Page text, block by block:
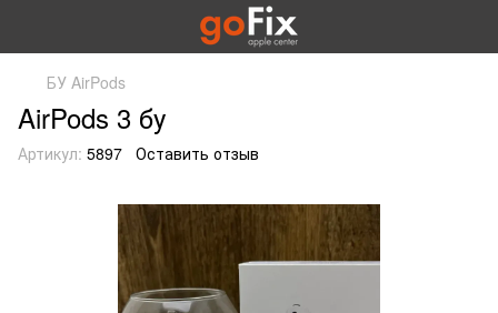
БУ AirPods
AirPods 3 бу
Артикул: 5897 Оставить отзыв